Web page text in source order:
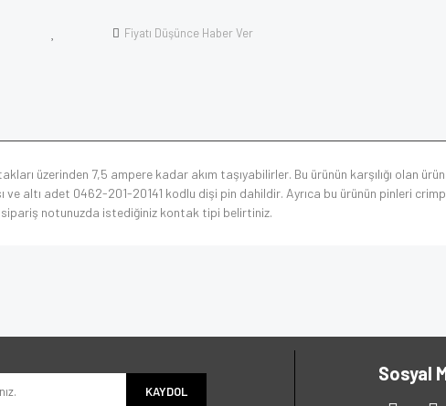
Fiyatı Düşünce Haber Ver
üzerinden 7,5 ampere kadar akım taşıyabilirler. Bu ürünün karşılığı olan
altı adet 0462-201-20141 kodlu dişi pin dahildir. Ayrıca bu ürünün pinleri
sipariş notunuzda istediğiniz kontak tipi belirtiniz.
KAYDOL
Sosyal